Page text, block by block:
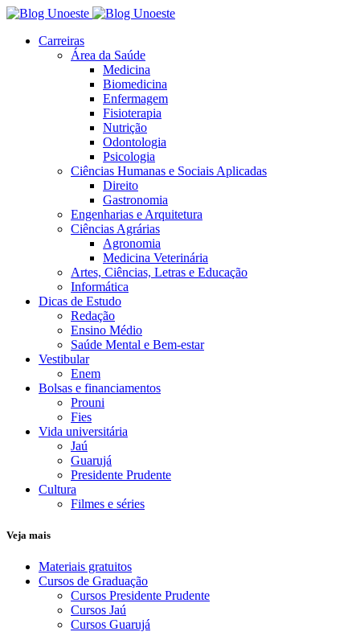
Carreiras
Área da Saúde
Medicina
Biomedicina
Enfermagem
Fisioterapia
Nutrição
Odontologia
Psicologia
Ciências Humanas e Sociais Aplicadas
Direito
Gastronomia
Engenharias e Arquitetura
Ciências Agrárias
Agronomia
Medicina Veterinária
Artes, Ciências, Letras e Educação
Informática
Dicas de Estudo
Redação
Ensino Médio
Saúde Mental e Bem-estar
Vestibular
Enem
Bolsas e financiamentos
Prouni
Fies
Vida universitária
Jaú
Guarujá
Presidente Prudente
Cultura
Filmes e séries
Veja mais
Materiais gratuitos
Cursos de Graduação
Cursos Presidente Prudente
Cursos Jaú
Cursos Guarujá